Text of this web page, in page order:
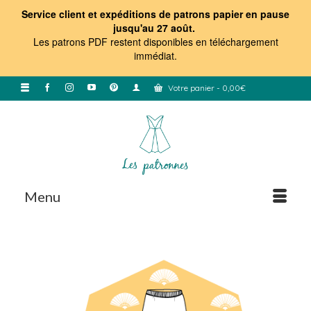
Service client et expéditions de patrons papier en pause
jusqu'au 27 août.
Les patrons PDF restent disponibles en téléchargement
immédiat.
Votre panier - 0,00€
Menu